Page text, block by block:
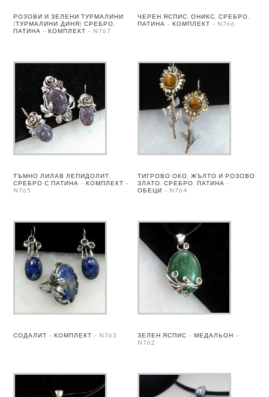
РОЗОВИ И ЗЕЛЕНИ ТУРМАЛИНИ
(ТУРМАЛИНИ-ДИНЯ) СРЕБРО,
ПАТИНА – КОМПЛЕКТ – N767
ЧЕРЕН ЯСПИС, ОНИКС, СРЕБРО,
ПАТИНА – КОМПЛЕКТ – N766
ТЪМНО ЛИЛАВ ЛЕПИДОЛИТ,
СРЕБРО С ПАТИНА – КОМПЛЕКТ –
N765
ТИГРОВО ОКО, ЖЪЛТО И РОЗОВО
ЗЛАТО, СРЕБРО, ПАТИНА –
ОБЕЦИ – N764
СОДАЛИТ – КОМПЛЕКТ – N763
ЗЕЛЕН ЯСПИС – МЕДАЛЬОН –
N762